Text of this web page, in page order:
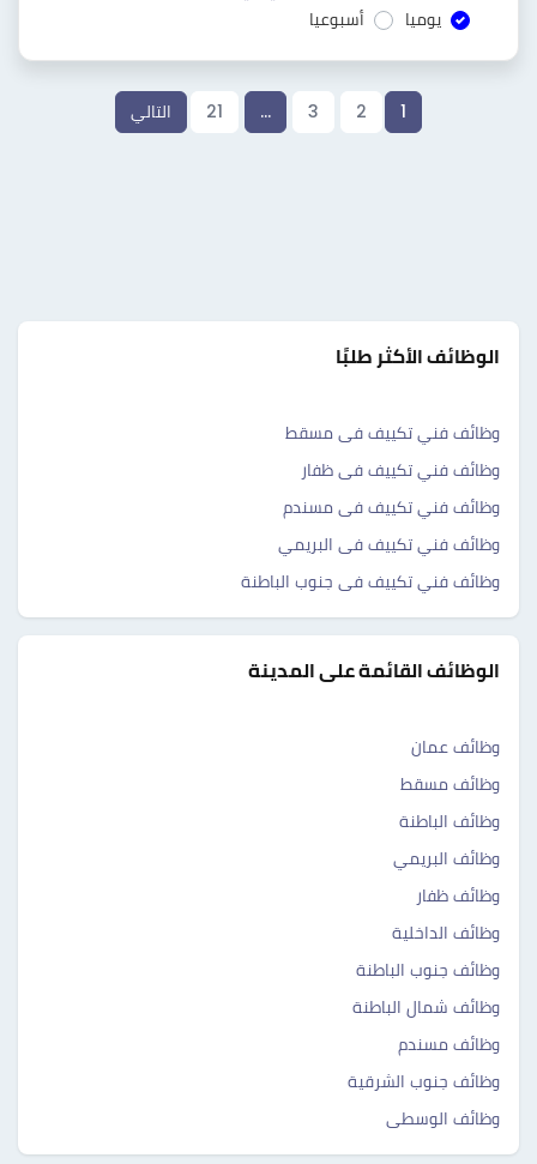
يوميا أسبوعيا
1
2
3
…
21 التالي
الوظائف الأكثر طلبًا
وظائف فني تكييف فى مسقط
وظائف فني تكييف فى ظفار
وظائف فني تكييف فى مسندم
وظائف فني تكييف فى البريمي
وظائف فني تكييف فى جنوب الباطنة
الوظائف القائمة على المدينة
وظائف عمان
وظائف مسقط
وظائف الباطنة
وظائف البريمي
وظائف ظفار
وظائف الداخلية
وظائف جنوب الباطنة
وظائف شمال الباطنة
وظائف مسندم
وظائف جنوب الشرقية
وظائف الوسطى